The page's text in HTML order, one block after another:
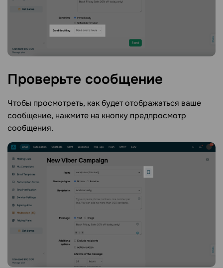
Проверьте сообщение
Чтобы просмотреть, как будет отображаться ваше
сообщение, нажмите на кнопку предпросмотр
сообщения.